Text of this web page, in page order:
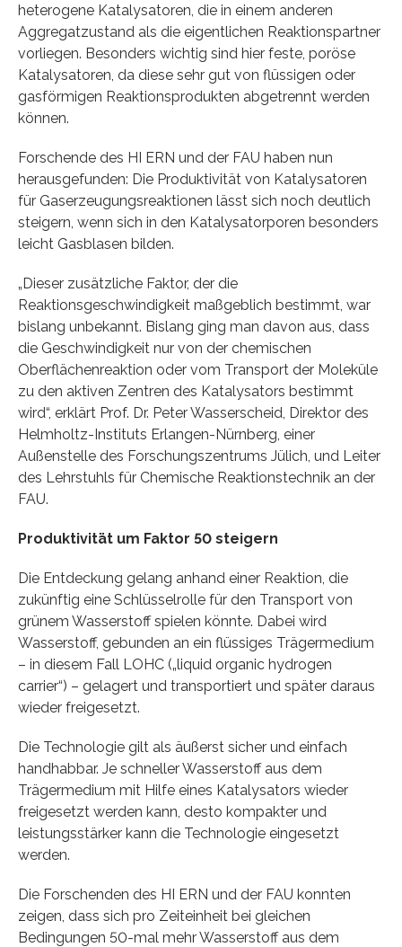
heterogene Katalysatoren, die in einem anderen
Aggregatzustand als die eigentlichen Reaktionspartner
vorliegen. Besonders wichtig sind hier feste, poröse
Katalysatoren, da diese sehr gut von flüssigen oder
gasförmigen Reaktionsprodukten abgetrennt werden
können.
Forschende des HI ERN und der FAU haben nun
herausgefunden: Die Produktivität von Katalysatoren
für Gaserzeugungsreaktionen lässt sich noch deutlich
steigern, wenn sich in den Katalysatorporen besonders
leicht Gasblasen bilden.
„Dieser zusätzliche Faktor, der die
Reaktionsgeschwindigkeit maßgeblich bestimmt, war
bislang unbekannt. Bislang ging man davon aus, dass
die Geschwindigkeit nur von der chemischen
Oberflächenreaktion oder vom Transport der Moleküle
zu den aktiven Zentren des Katalysators bestimmt
wird“, erklärt Prof. Dr. Peter Wasserscheid, Direktor des
Helmholtz-Instituts Erlangen-Nürnberg, einer
Außenstelle des Forschungszentrums Jülich, und Leiter
des Lehrstuhls für Chemische Reaktionstechnik an der
FAU.
Produktivität um Faktor 50 steigern
Die Entdeckung gelang anhand einer Reaktion, die
zukünftig eine Schlüsselrolle für den Transport von
grünem Wasserstoff spielen könnte. Dabei wird
Wasserstoff, gebunden an ein flüssiges Trägermedium
– in diesem Fall LOHC („liquid organic hydrogen
carrier“) – gelagert und transportiert und später daraus
wieder freigesetzt.
Die Technologie gilt als äußerst sicher und einfach
handhabbar. Je schneller Wasserstoff aus dem
Trägermedium mit Hilfe eines Katalysators wieder
freigesetzt werden kann, desto kompakter und
leistungsstärker kann die Technologie eingesetzt
werden.
Die Forschenden des HI ERN und der FAU konnten
zeigen, dass sich pro Zeiteinheit bei gleichen
Bedingungen 50-mal mehr Wasserstoff aus dem